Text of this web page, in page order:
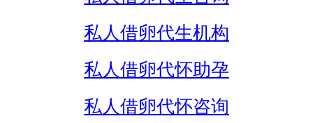
私人借卵代生机构
私人借卵代怀助孕
私人借卵代怀咨询